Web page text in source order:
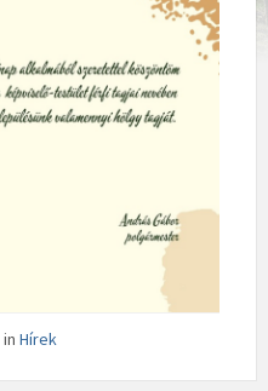
in Hírek